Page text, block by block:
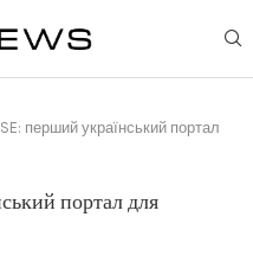
перший український портал
портал для